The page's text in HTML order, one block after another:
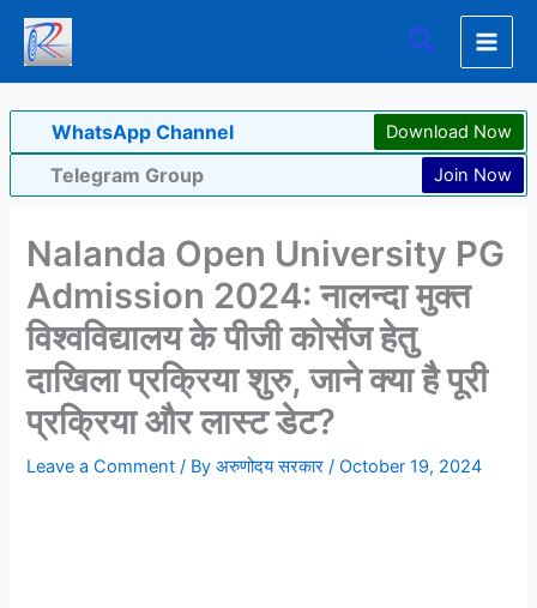
Skip
content
Search
WhatsApp Channel Download Now
Telegram Group Join Now
Nalanda Open University PG
Admission 2024: नालन्दा मुक्त
विश्वविद्यालय के पीजी कोर्सेज हेतु
दाखिला प्रक्रिया शुरु, जाने क्या है पूरी
प्रक्रिया और लास्ट डेट?
Leave a Comment / Byअरुणोदय सरकार/October 19, 2024